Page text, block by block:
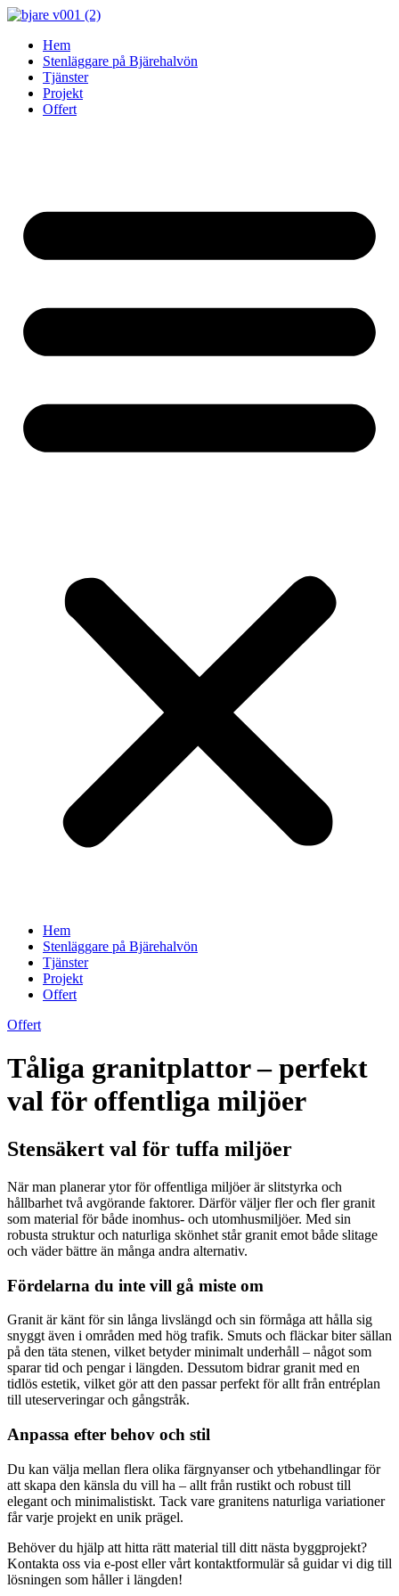
Skip
contentHem
Stenläggare på Bjärehalvön
Tjänster
Projekt
Offert
Hem
Stenläggare på Bjärehalvön
Tjänster
Projekt
Offert
Offert
Tåliga granitplattor – perfekt
val för offentliga miljöer
Stensäkert val för tuffa miljöer
När man planerar ytor för offentliga miljöer är slitstyrka och
hållbarhet två avgörande faktorer. Därför väljer fler och fler granit
som material för både inomhus- och utomhusmiljöer. Med sin
robusta struktur och naturliga skönhet står granit emot både slitage
och väder bättre än många andra alternativ.
Fördelarna du inte vill gå miste om
Granit är känt för sin långa livslängd och sin förmåga att hålla sig
snyggt även i områden med hög trafik. Smuts och fläckar biter sällan
på den täta stenen, vilket betyder minimalt underhåll – något som
sparar tid och pengar i längden. Dessutom bidrar granit med en
tidlös estetik, vilket gör att den passar perfekt för allt från entréplan
till uteserveringar och gångstråk.
Anpassa efter behov och stil
Du kan välja mellan flera olika färgnyanser och ytbehandlingar för
att skapa den känsla du vill ha – allt från rustikt och robust till
elegant och minimalistiskt. Tack vare granitens naturliga variationer
får varje projekt en unik prägel.
Behöver du hjälp att hitta rätt material till ditt nästa byggprojekt?
Kontakta oss via e-post eller vårt kontaktformulär så guidar vi dig till
lösningen som håller i längden!